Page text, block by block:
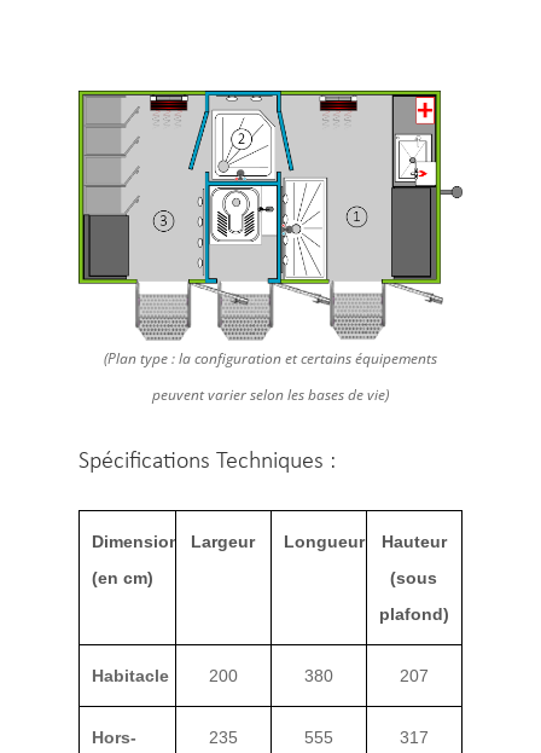
(Plan type : la configuration et certains équipements
peuvent varier selon les bases de vie)
Spécifications Techniques :
Dimensions
(en cm)
Largeur Longueur
Hauteur
(sous
plafond)
Habitacle 200 380 207
Hors-
235 555 317